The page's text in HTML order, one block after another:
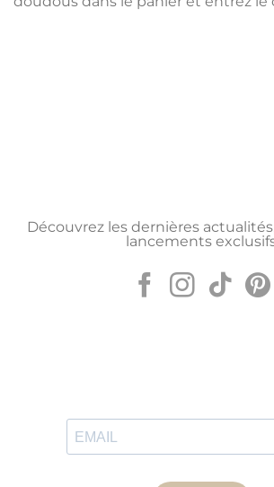
Découvrez les dernières
lancements